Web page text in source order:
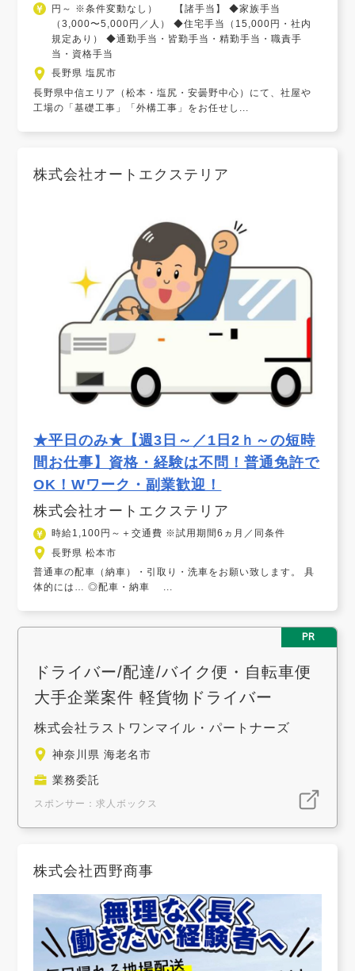
円～ ※条件変動なし） 【諸手当】 ◆家族手当
（3,000〜5,000円／人） ◆住宅手当（15,000円・社内
規定あり） ◆通勤手当・皆勤手当・精勤手当・職責手
当・資格手当
長野県 塩尻市
長野県中信エリア（松本・塩尻・安曇野中心）にて、社屋や
工場の「基礎工事」「外構工事」をお任せし...
株式会社オートエクステリア
★平日のみ★【週3日～／1日2ｈ～の短時
間お仕事】資格・経験は不問！普通免許で
OK！Wワーク・副業歓迎！
株式会社オートエクステリア
時給1,100円～＋交通費 ※試用期間6ヵ月／同条件
長野県 松本市
普通車の配車（納車）・引取り・洗車をお願い致します。 具
体的には… ◎配車・納車 ...
PR
ドライバー/配達/バイク便・自転車便
大手企業案件 軽貨物ドライバー
株式会社ラストワンマイル・パートナーズ
神奈川県 海老名市
業務委託
スポンサー：求人ボックス
株式会社西野商事